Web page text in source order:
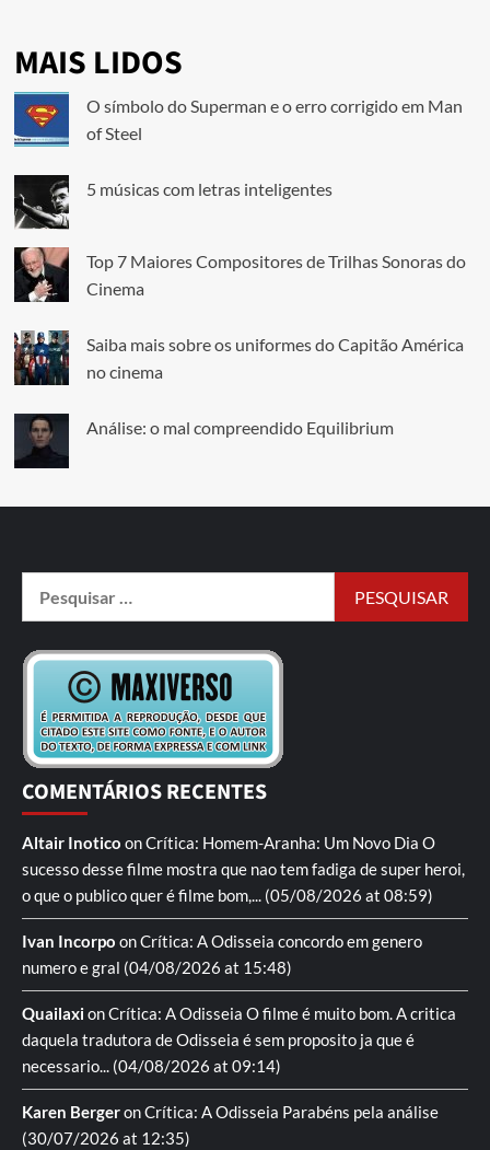
MAIS LIDOS
O símbolo do Superman e o erro corrigido em Man
of Steel
5 músicas com letras inteligentes
Top 7 Maiores Compositores de Trilhas Sonoras do
Cinema
Saiba mais sobre os uniformes do Capitão América
no cinema
Análise: o mal compreendido Equilibrium
COMENTÁRIOS RECENTES
Altair Inotico onCrítica: Homem-Aranha: Um Novo Dia O
sucesso desse filme mostra que nao tem fadiga de super heroi,
o que o publico quer é filme bom,... (05/08/2026 at 08:59)
Ivan Incorpo onCrítica: A Odisseia concordo em genero
numero e gral (04/08/2026 at 15:48)
QuailaxionCrítica: A Odisseia O filme é muito bom. A critica
daquela tradutora de Odisseia é sem proposito ja que é
necessario... (04/08/2026 at 09:14)
Karen BergeronCrítica: A Odisseia Parabéns pela análise
(30/07/2026 at 12:35)